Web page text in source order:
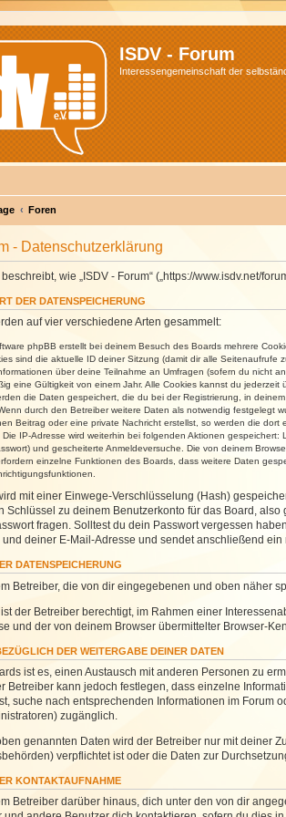
ISDV - Forum
Interessengemeinschaft der
Foren
- Datenschutzerklärung
wie „ISDV - Forum“ („https://www.isdv.net/
DER DATENSPEICHERUNG
auf vier verschiedene Arten gesammelt:
phpBB erstellt bei deinem Besuch des Boards mehrere
sind die aktuelle ID deiner Sitzung (damit dir alle
über deine Teilnahme an Umfragen (sofern du nicht
eine Gültigkeit von einem Jahr. Alle Cookies kannst du jederzeit
die Daten gespeichert, die du bei der Registrierung, in
durch den Betreiber weitere Daten als notwendig festgelegt
Beitrag oder eine private Nachricht erstellst, so werden die
Die IP-Adresse wird weiterhin bei folgenden Aktionen
und gescheiterte Anmeldeversuche. Die von deinem
einzelne Funktionen des Boards, dass weitere Daten
mit einer Einwege-Verschlüsselung (Hash)
Schlüssel zu deinem Benutzerkonto für das Board,
fragen. Solltest du dein Passwort vergessen
und deiner E-Mail-Adresse und sendet anschließend
DATENSPEICHERUNG
Betreiber, die von dir eingegebenen und oben näher
der Betreiber berechtigt, im Rahmen einer
und der von deinem Browser übermittelter Browser-
DER WEITERGABE DEINER DATEN
ist es, einen Austausch mit anderen Personen zu
Betreiber kann jedoch festlegen, dass einzelne
suche nach entsprechenden Informationen im Forum
zugänglich.
genannten Daten wird der Betreiber nur mit deiner
verpflichtet ist oder die Daten zur
KONTAKTAUFNAHME
Betreiber darüber hinaus, dich unter den von dir